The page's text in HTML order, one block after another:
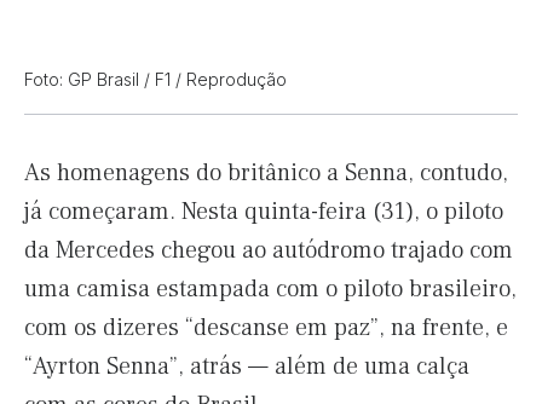
Foto: GP Brasil / F1 / Reprodução
As homenagens do britânico a Senna, contudo,
já começaram. Nesta quinta-feira (31), o piloto
da Mercedes chegou ao autódromo trajado com
uma camisa estampada com o piloto brasileiro,
com os dizeres “descanse em paz”, na frente, e
“Ayrton Senna”, atrás — além de uma calça